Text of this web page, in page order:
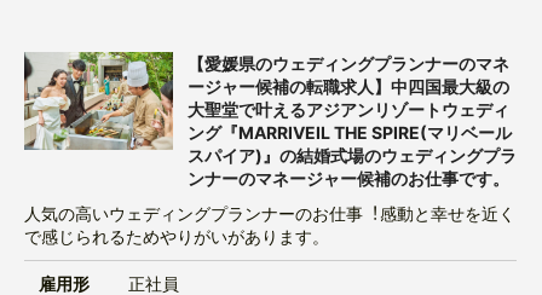
【愛媛県のウェディングプランナーのマネ
ージャー候補の転職求人】中四国最大級の
大聖堂で叶えるアジアンリゾートウェディ
ング『MARRIVEIL THE SPIRE(マリベール
スパイア)』の結婚式場のウェディングプラ
ンナーのマネージャー候補のお仕事です。
⼈気の⾼いウェディングプランナーのお仕事︕感動と幸せを近く
で感じられるためやりがいがあります。
雇用形
正社員